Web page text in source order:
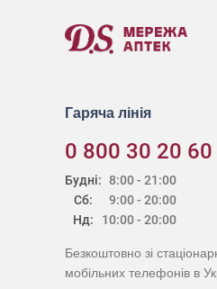
Гаряча лінія
0 800 30 20 60
Будні:
Сб:
Нд:
8:00 - 21:00
9:00 - 20:00
10:00 - 20:00
Безкоштовно зі
мобільних телефонів в